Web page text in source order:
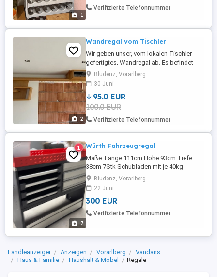
1
Verifizierte Telefonnummer
2
Wandregal vom Tischler
Wir geben unser, vom lokalen Tischler
gefertigtes, Wandregal ab. Es befindet
sich in neuwertigem Zustand. Es kann
auch ohne Beamerfach montiert werden.
Maße l 168cm bzw. 238cm inkl.
Beamerfach b 58cm tief 25cm
Bludenz, Vorarlberg
30 Juni
95.0 EUR
100.0 EUR
Verifizierte Telefonnummer
7
1 Würth Fahrzeugregal
Maße: Länge 111cm Höhe 93cm Tiefe
38cm 7Stk Schubladen mit je 40kg
maximal Zuladung. Ist im guten saubern
Zustand inkl. Montagezubehör wurde in
einem Peugeut Partner genutzt und wird
nicht mehr verwendet. netto 300,-
Bludenz, Vorarlberg
22 Juni
300 EUR
Verifizierte Telefonnummer
Ländleanzeiger Anzeigen Vorarlberg
Vandans
Haus & Familie
Haushalt & Möbel Regale